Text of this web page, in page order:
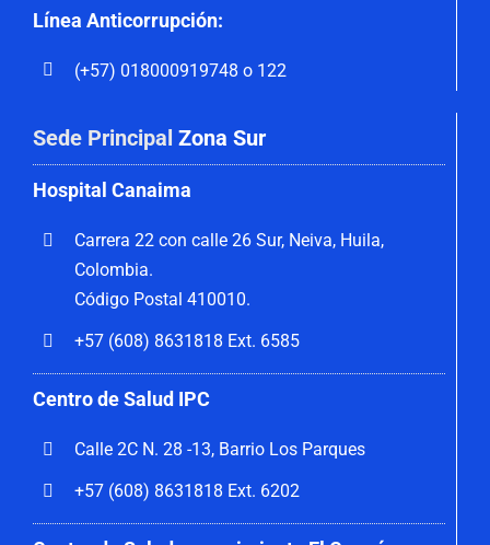
Línea Anticorrupción:
(+57) 018000919748 o 122
Sede Principal Zona Sur
Hospital Canaima
Carrera 22 con calle 26 Sur, Neiva, Huila,
Colombia.
Código Postal 410010.
+57 (608) 8631818 Ext. 6585
Centro de Salud IPC
Calle 2C N. 28 -13, Barrio Los Parques
+57 (608) 8631818 Ext. 6202